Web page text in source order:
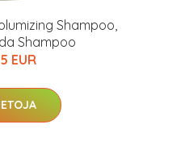
Shampoo,
Shampoo
EUR